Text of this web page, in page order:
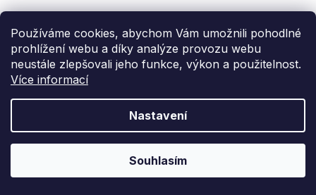
Používáme cookies, abychom Vám umožnili pohodlné
prohlížení webu a díky analýze provozu webu
neustále zlepšovali jeho funkce, výkon a použitelnost.
Více informací
Nastavení
Souhlasím